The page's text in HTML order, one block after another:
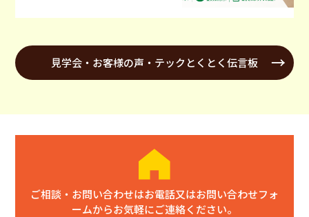
見学会・お客様の声・テックとくとく伝言板
ご相談・お問い合わせはお電話又はお問い合わせフォ
ームからお気軽にご連絡ください。